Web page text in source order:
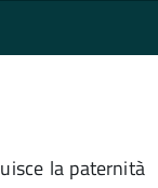
la paternità